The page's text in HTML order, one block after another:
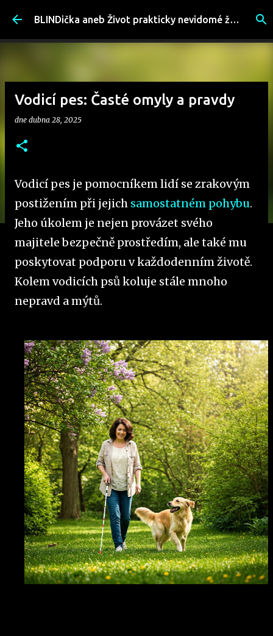
Přeskočit na hlavní obsah BLINDička aneb Život prakticky nevidomé ženy
Vodicí pes: Časté omyly a pravdy
dne dubna 28, 2025
Vodicí pes je pomocníkem lidí se zrakovým
postižením při jejich samostatném pohybu.
Jeho úkolem je nejen provázet svého
majitele bezpečně prostředím, ale také mu
poskytovat podporu v každodenním životě.
Kolem vodicích psů koluje stále mnoho
nepravd a mýtů.